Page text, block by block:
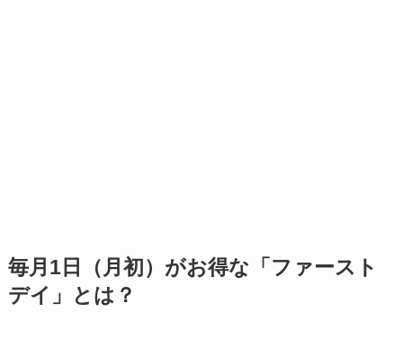
毎月1日（月初）がお得な「ファースト
デイ」とは？